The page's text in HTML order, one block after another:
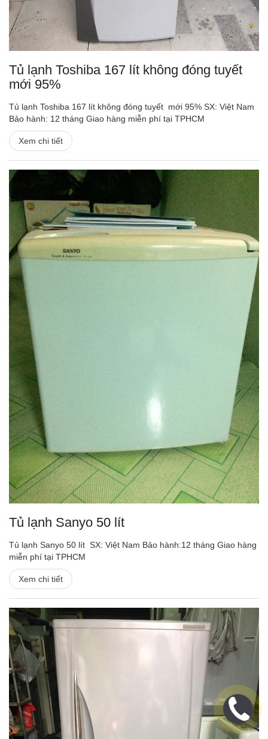
Tủ lạnh Toshiba 167 lít không đóng tuyết
mới 95%
Tủ lạnh Toshiba 167 lít không đóng tuyết mới 95% SX: Việt Nam
Bảo hành: 12 tháng Giao hàng miễn phí tại TPHCM
Xem chi tiết
Tủ lạnh Sanyo 50 lít
Tủ lạnh Sanyo 50 lít SX: Việt Nam Bảo hành:12 tháng Giao hàng
miễn phí tại TPHCM
Xem chi tiết